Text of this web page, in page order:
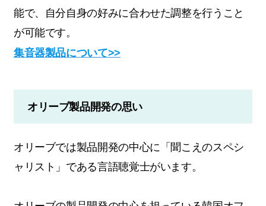
能で、自分自身の好みに合わせた調整を行うこと
が可能です。
集音器製品について>>
オリーブ製品開発の思い
オリーブでは製品開発の中心に「聞こえのスペシ
ャリスト」である言語聴覚士がいます。